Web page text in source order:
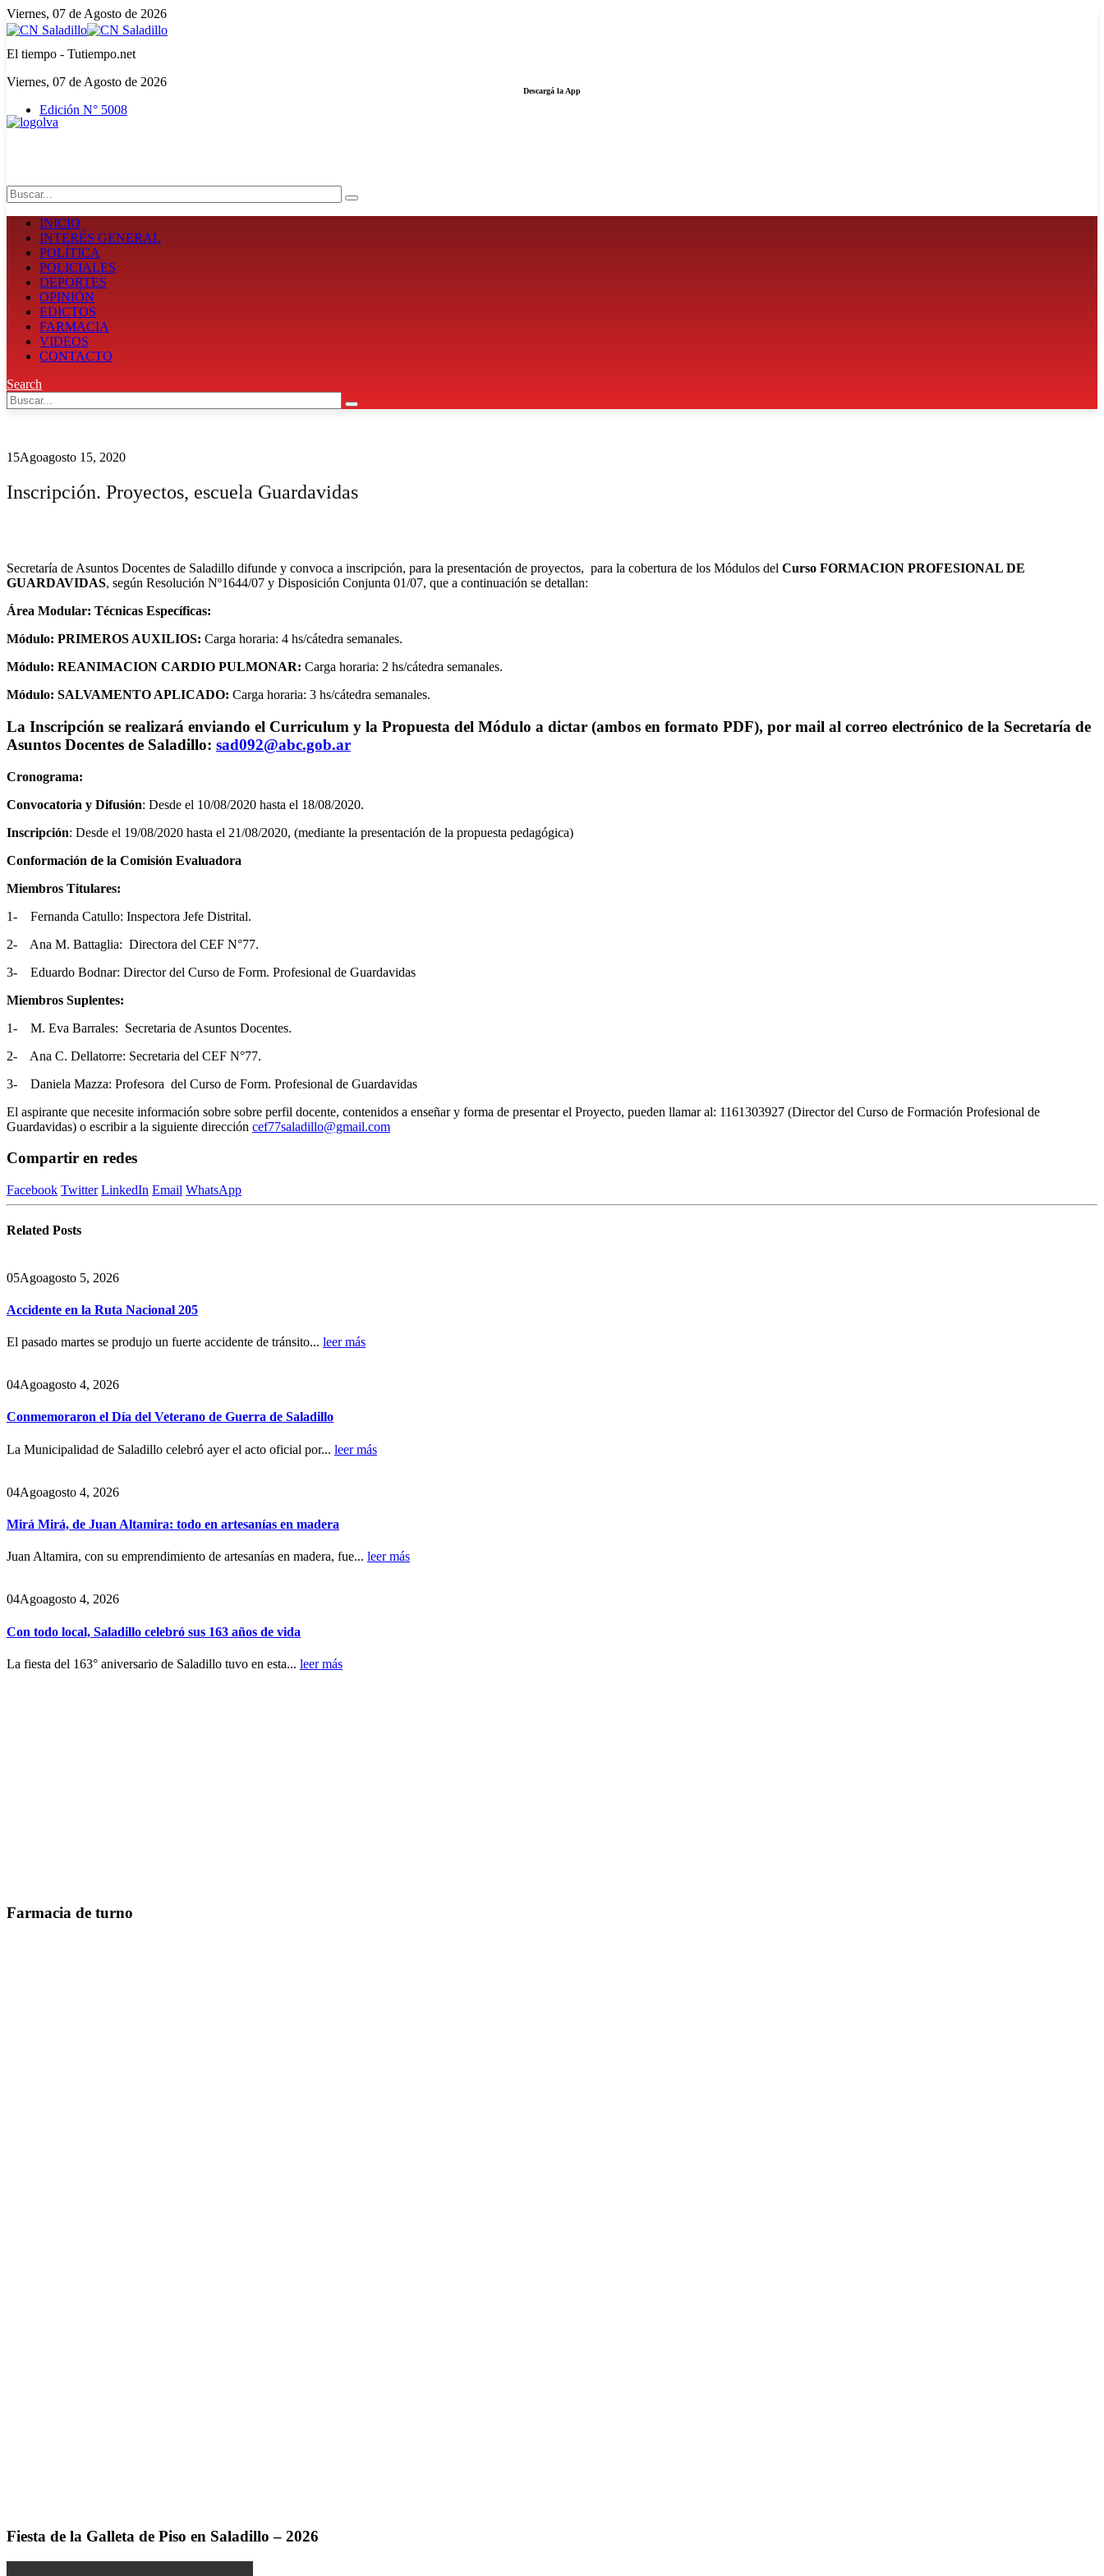
Viernes, 07 de Agosto de 2026
El tiempo - Tutiempo.net
Viernes, 07 de Agosto de 2026
Edición N° 5008
Descargá la App
INICIO
INTERÉS GENERAL
POLÍTICA
POLICIALES
DEPORTES
OPINIÓN
EDICTOS
FARMACIA
VIDEOS
CONTACTO
Search
15Agoagosto 15, 2020
Inscripción. Proyectos, escuela Guardavidas
Secretaría de Asuntos Docentes de Saladillo difunde y convoca a inscripción, para la presentación de proyectos, para la cobertura de los Módulos del Curso FORMACION PROFESIONAL DE
GUARDAVIDAS, según Resolución Nº1644/07 y Disposición Conjunta 01/07, que a continuación se detallan:
Área Modular: Técnicas Específicas:
Módulo: PRIMEROS AUXILIOS: Carga horaria: 4 hs/cátedra semanales.
Módulo: REANIMACION CARDIO PULMONAR: Carga horaria: 2 hs/cátedra semanales.
Módulo: SALVAMENTO APLICADO: Carga horaria: 3 hs/cátedra semanales.
La Inscripción se realizará enviando el Curriculum y la Propuesta del Módulo a dictar (ambos en formato PDF), por mail al correo electrónico de la Secretaría de
Asuntos Docentes de Saladillo: sad092@abc.gob.ar
Cronograma:
Convocatoria y Difusión: Desde el 10/08/2020 hasta el 18/08/2020.
Inscripción: Desde el 19/08/2020 hasta el 21/08/2020, (mediante la presentación de la propuesta pedagógica)
Conformación de la Comisión Evaluadora
Miembros Titulares:
1- Fernanda Catullo: Inspectora Jefe Distrital.
2- Ana M. Battaglia: Directora del CEF N°77.
3- Eduardo Bodnar: Director del Curso de Form. Profesional de Guardavidas
Miembros Suplentes:
1- M. Eva Barrales: Secretaria de Asuntos Docentes.
2- Ana C. Dellatorre: Secretaria del CEF N°77.
3- Daniela Mazza: Profesora del Curso de Form. Profesional de Guardavidas
El aspirante que necesite información sobre sobre perfil docente, contenidos a enseñar y forma de presentar el Proyecto, pueden llamar al: 1161303927 (Director del Curso de Formación Profesional de
Guardavidas) o escribir a la siguiente dirección cef77saladillo@gmail.com
Compartir en redes
Facebook Twitter LinkedIn Email WhatsApp
Related Posts
05Agoagosto 5, 2026
Accidente en la Ruta Nacional 205
El pasado martes se produjo un fuerte accidente de tránsito... leer más
04Agoagosto 4, 2026
Conmemoraron el Día del Veterano de Guerra de Saladillo
La Municipalidad de Saladillo celebró ayer el acto oficial por... leer más
04Agoagosto 4, 2026
Mirá Mirá, de Juan Altamira: todo en artesanías en madera
Juan Altamira, con su emprendimiento de artesanías en madera, fue... leer más
04Agoagosto 4, 2026
Con todo local, Saladillo celebró sus 163 años de vida
La fiesta del 163° aniversario de Saladillo tuvo en esta... leer más
Farmacia de turno
Fiesta de la Galleta de Piso en Saladillo – 2026